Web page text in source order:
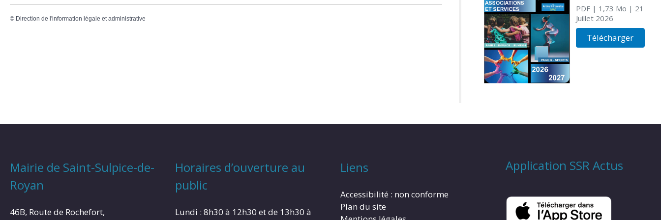
© Direction de l'information légale et administrative
PDF| 1,73 Mo | 21
Juillet 2026
Télécharger
Mairie de Saint-Sulpice-de-
Royan
46B, Route de Rochefort,
Horaires d’ouverture au
public
Lundi : 8h30 à 12h30 et de 13h30 à
Liens
Accessibilité : non conforme
Plan du site
Application SSR Actus